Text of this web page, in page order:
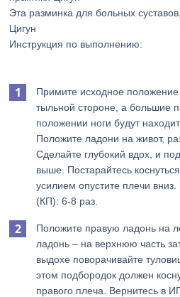
Эта разминка для больных
Цигун
Инструкция по выполнению:
Примите исходное
тыльной стороне, а большие
положении ноги будут
Положите ладони на живот,
Сделайте глубокий вдох, и
выше. Постарайтесь
усилием опустите плечи
(КП): 6-8 раз.
Положите правую ладонь на
ладонь – на верхнюю часть
выдохе поворачивайте
этом подбородок должен
правого плеча. Вернитесь в